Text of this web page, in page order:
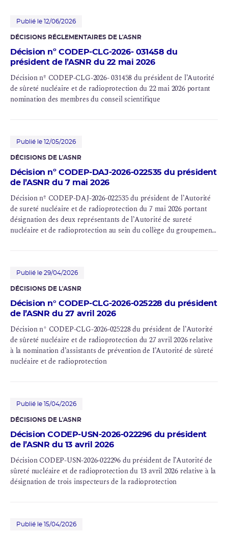
Publié le 12/06/2026
DÉCISIONS RÉGLEMENTAIRES DE L'ASNR
Décision nº CODEP-CLG-2026- 031458 du
président de l’ASNR du 22 mai 2026
Décision nº CODEP-CLG-2026- 031458 du président de l’Autorité
de sûreté nucléaire et de radioprotection du 22 mai 2026 portant
nomination des membres du conseil scientifique
Publié le 12/05/2026
DÉCISIONS DE L'ASNR
Décision nº CODEP-DAJ-2026-022535 du président
de l’ASNR du 7 mai 2026
Décision nº CODEP-DAJ-2026-022535 du président de l’Autorité
de sureté nucléaire et de radioprotection du 7 mai 2026 portant
désignation des deux représentants de l’Autorité de sureté
nucléaire et de radioprotection au sein du collège du groupement
Publié le 29/04/2026
DÉCISIONS DE L'ASNR
Décision n° CODEP-CLG-2026-025228 du président
de l’ASNR du 27 avril 2026
Décision n° CODEP-CLG-2026-025228 du président de l’Autorité
de sûreté nucléaire et de radioprotection du 27 avril 2026 relative
à la nomination d’assistants de prévention de I’Autorité de sûreté
nucléaire et de radioprotection
Publié le 15/04/2026
DÉCISIONS DE L'ASNR
Décision CODEP-USN-2026-022296 du président
de l’ASNR du 13 avril 2026
Décision CODEP-USN-2026-022296 du président de l’Autorité de
sûreté nucléaire et de radioprotection du 13 avril 2026 relative à la
désignation de trois inspecteurs de la radioprotection
Publié le 15/04/2026